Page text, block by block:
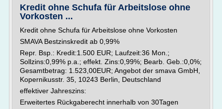
Kredit ohne Schufa für Arbeitslose ohne
Vorkosten ...
Kredit ohne Schufa für Arbeitslose ohne Vorkosten
SMAVA Bestzinskredit ab 0,99%
Repr. Bsp.: Kredit:1.500 EUR; Laufzeit:36 Mon.;
Sollzins:0,99% p.a.; effekt. Zins:0,99%; Bearb. Geb.:0,0%;
Gesamtbetrag: 1.523,00EUR; Angebot der smava GmbH,
Kopernikusstr. 35, 10243 Berlin, Deutschland
effektiver Jahreszins:
Erweitertes Rückgaberecht innerhalb von 30Tagen